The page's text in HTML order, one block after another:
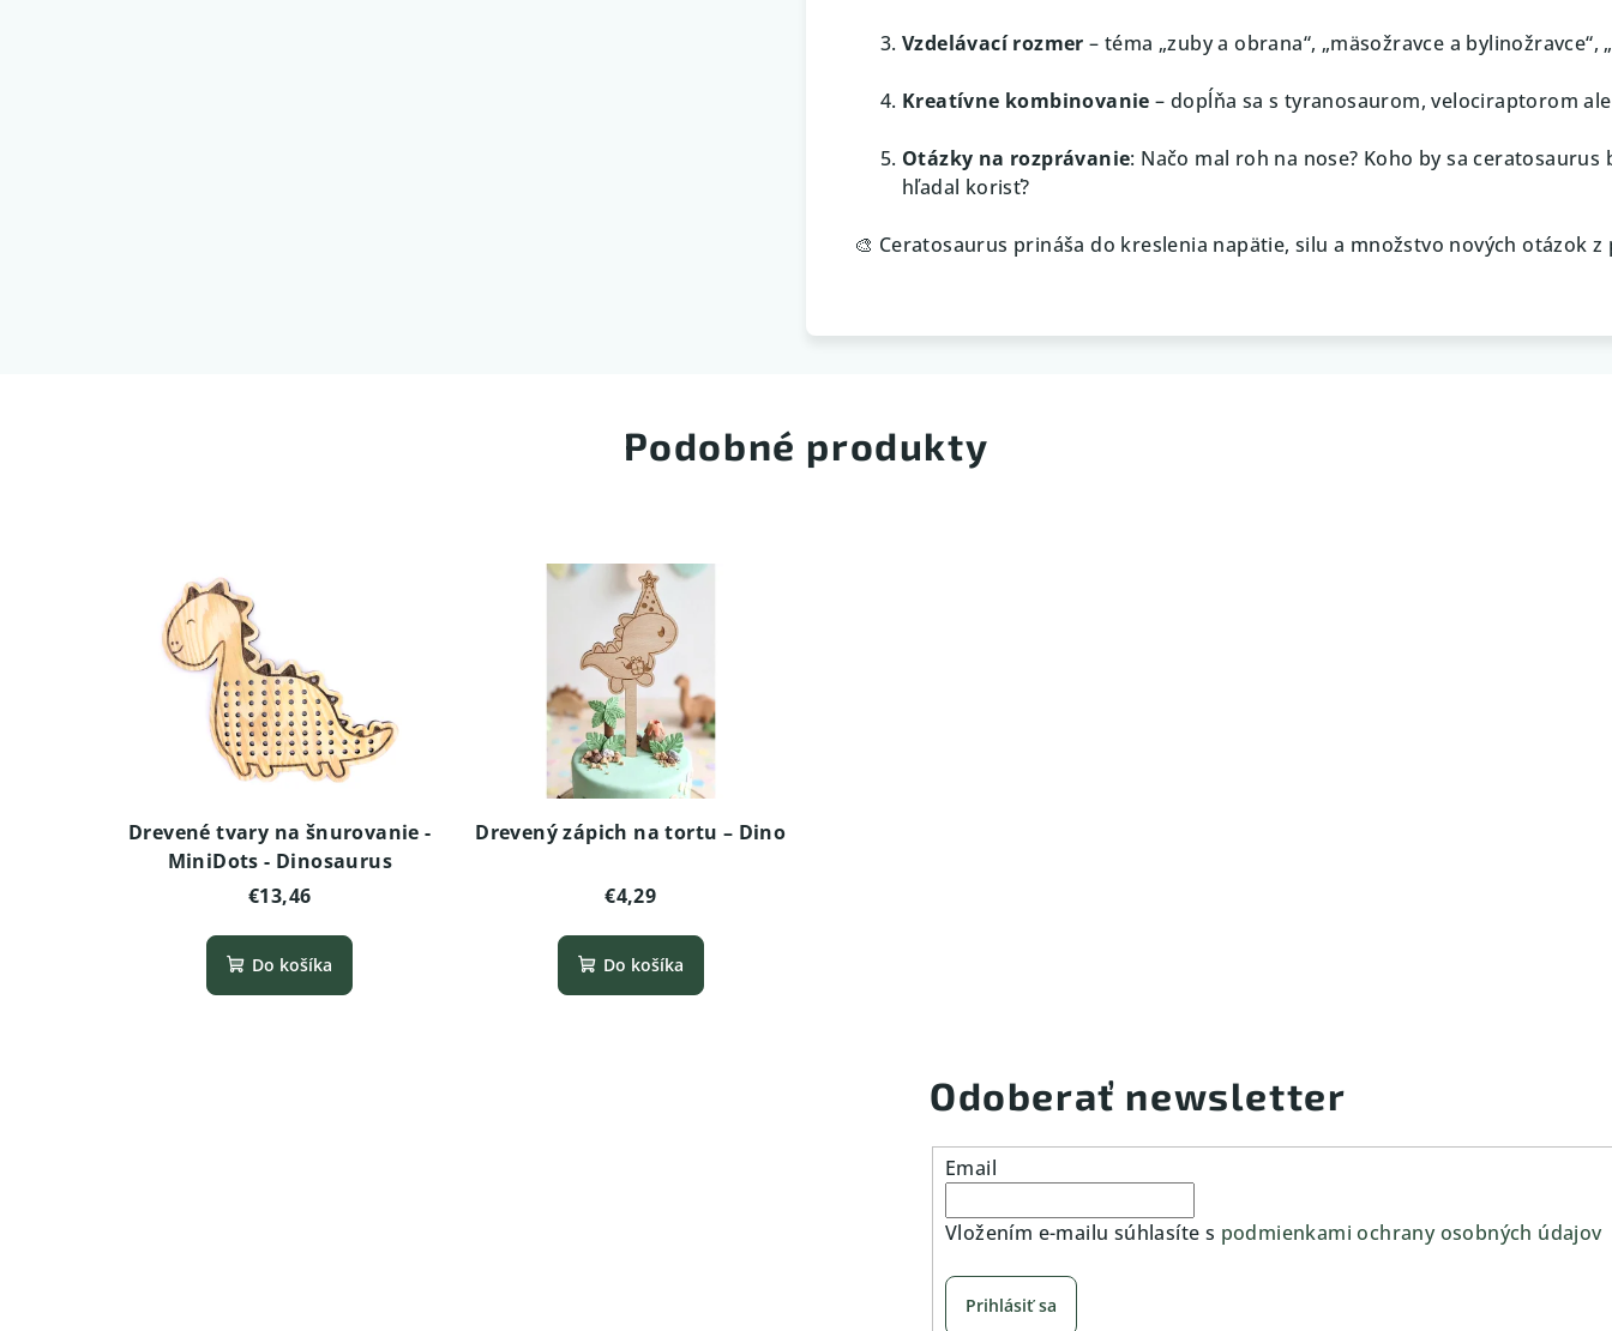
Vzdelávací rozmer – téma „zuby a obrana“, „mäsožravce a
Kreatívne kombinovanie – dopĺňa sa s tyranosaurom, velociraptorom
Otázky na rozprávanie: Načo mal roh na nose? Koho by sa ceratosaurus
hľadal korisť?
🎨 Ceratosaurus prináša do kreslenia napätie, silu a množstvo nových otázok
Podobné produkty
Drevené tvary na šnurovanie -
MiniDots - Dinosaurus
€13,46
Do košíka
Drevený zápich na tortu – Dino
€4,29
Do košíka
Odoberať newsletter
Email
Vložením e-mailu súhlasíte s podmienkami ochrany osobných údajov
Prihlásiť sa